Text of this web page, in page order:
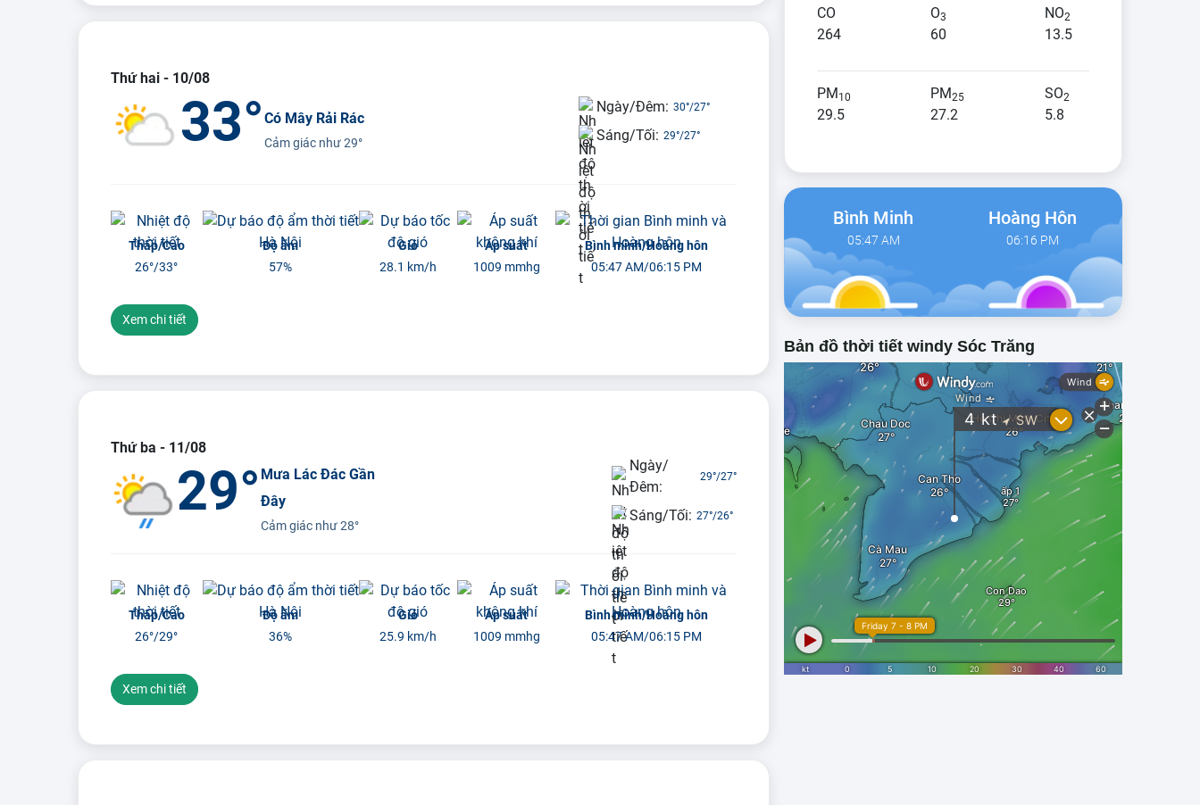
Thứ hai - 10/08
33° Có Mây Rải Rác
Cảm giác như29°
Ngày/Đêm: 30°/27°
Sáng/Tối: 29°/27°
Thấp/Cao
26°/33°
Độ ẩm
57%
Gió
28.1 km/h
Áp suất
1009 mmhg
Bình minh/Hoàng hôn
05:47 AM/06:15 PM
Xem chi tiết
Thứ ba - 11/08
29°Mưa Lác Đác Gần
Đây
Cảm giác như28°
Ngày/
Đêm:
29°/27°
Sáng/Tối: 27°/26°
Thấp/Cao
26°/29°
Độ ẩm
36%
Gió
25.9 km/h
Áp suất
1009 mmhg
Bình minh/Hoàng hôn
05:47 AM/06:15 PM
Xem chi tiết
CO
264
O3
60
NO2
13.5
PM10
29.5
PM25
27.2
SO2
5.8
Bình Minh
05:47 AM
Hoàng Hôn
06:16 PM
Bản đồ thời tiết windy Sóc Trăng